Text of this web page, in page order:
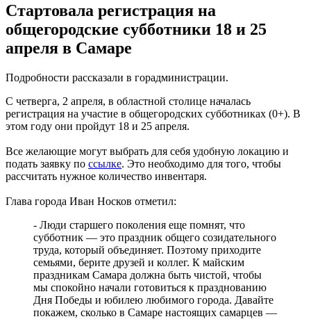
груди
07.08.2026 | 07:11
34 градуса и без осадков: погода 7 августа в Самарской
области
07.08.2026 | 06:07
Губернатор Вячеслав Федорищев и первый заместитель
председателя Комитета Госдумы по бюджету и налогам
Леонид Симановский обсудили перспективное развитие
Самарского региона
06.08.2026 | 22:34
В поселке Курумоч 6 августа столкнулись два автомобиля
06.08.2026 | 22:08
Новый облик двора на Молодогвардейской: горожане
обсудили дальнейшее благоустройство
06.08.2026 | 21:41
Вячеслав Федорищев поздравил командование и личный
состав 76-й дивизии ПВО с присвоением звания
"Гвардейской"
06.08.2026 | 21:01
На заседании Правительства Самарской области обсудили
исполнение бюджета региона за первое полугодие
06.08.2026 | 20:14
Ремонт улицы XXII Партсъезда в Самаре подходит к
завершению
06.08.2026 | 18:57
Стартовала регистрация на
общегородские субботники 18 и 25
апреля в Самаре
Подробности рассказали в горадминистрации.
С четверга, 2 апреля, в областной столице началась
регистрация на участие в общегородских субботниках (0+). В
этом году они пройдут 18 и 25 апреля.
Все желающие могут выбрать для себя удобную локацию и
подать заявку по ссылке. Это необходимо для того, чтобы
рассчитать нужное количество инвентаря.
Глава города Иван Носков отметил:
- Люди старшего поколения еще помнят, что
субботник — это праздник общего созидательного
труда, который объединяет. Поэтому приходите
семьями, берите друзей и коллег. К майским
праздникам Самара должна быть чистой, чтобы
мы спокойно начали готовиться к празднованию
Дня Победы и юбилею любимого города. Давайте
покажем, сколько в Самаре настоящих самарцев —